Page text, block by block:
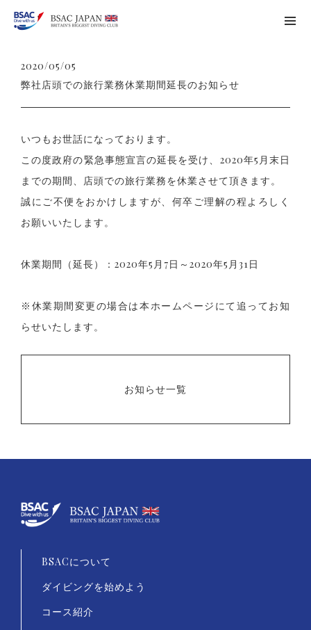
2020/05/05
弊社店頭での旅行業務休業期間延長のお知らせ
いつもお世話になっております。
この度政府の緊急事態宣言の延長を受け、2020年5月末日
までの期間、店頭での旅行業務を休業させて頂きます。
誠にご不便をおかけしますが、何卒ご理解の程よろしく
お願いいたします。
休業期間（延長）：2020年5月7日～2020年5月31日
※休業期間変更の場合は本ホームページにて追ってお知
らせいたします。
お知らせ一覧
BSACについて
ダイビングを始めよう
コース紹介